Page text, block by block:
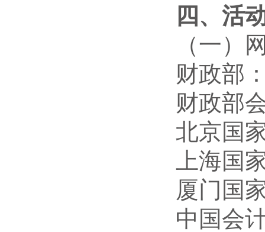
四、活
（一）
财政部
财政部
北京国
上海国
厦门国
中国会